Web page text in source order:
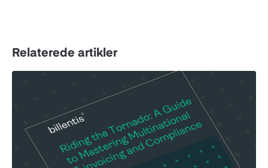
Relaterede artikler